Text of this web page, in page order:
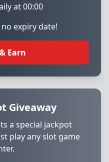
at 00:00
expiry date!
Earn
Giveaway
a special jackpot
play any slot game